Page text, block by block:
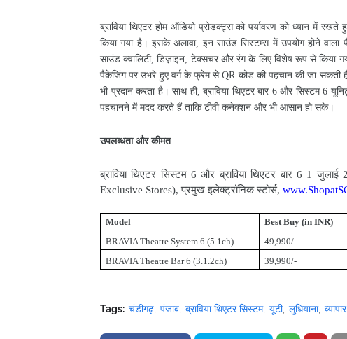
ब्राविया थिएटर होम ऑडियो प्रोडक्ट्स को पर्यावरण को ध्यान में रखते
किया गया है। इसके अलावा, इन साउंड सिस्टम्स में उपयोग होने वाला
साउंड क्वालिटी,डिज़ाइन, टेक्सचर और रंग के लिए विशेष रूप से किया
पैकेजिंग पर उभरे हुए वर्ग के फ्रेम सेQR कोड की पहचान की जा सकती
भी प्रदान करता है। साथ ही, ब्राविया थिएटर बार6 और सिस्टम6
पहचानने में मदद करते हैं ताकि टीवी कनेक्शन और भी आसान हो सके।
उपलब्धता और कीमत
ब्राविया थिएटर सिस्टम6और ब्राविया थिएटर बार6 1जुलाई
Exclusive Stores),प्रमुख इलेक्ट्रॉनिक स्टोर्स,
Model Best Buy (in INR)
BRAVIA Theatre System 6 (5.1ch)
49,990/-
BRAVIA Theatre Bar 6 (3.1.2ch)
39,990/-
Tags: चंडीगढ़ पंजाब ब्राविया थिएटर सिस्टम यूटी लुधियाना व्यापार